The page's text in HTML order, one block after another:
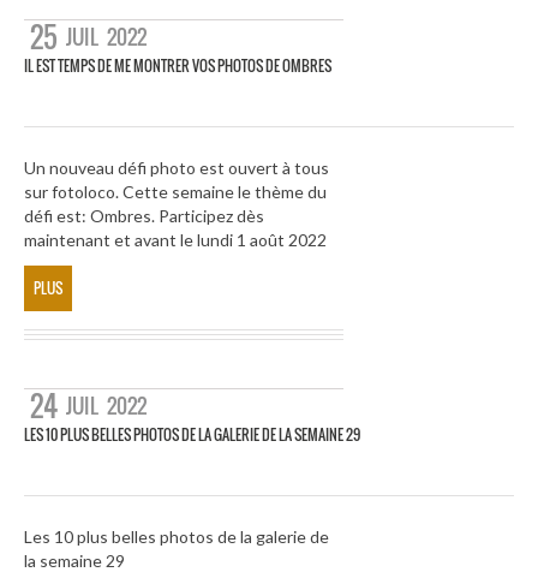
25 JUIL 2022
IL EST TEMPS DE ME MONTRER VOS PHOTOS DE OMBRES
Un nouveau défi photo est ouvert à tous
sur fotoloco. Cette semaine le thème du
défi est: Ombres. Participez dès
maintenant et avant le lundi 1 août 2022
PLUS
24 JUIL 2022
LES 10 PLUS BELLES PHOTOS DE LA GALERIE DE LA SEMAINE 29
Les 10 plus belles photos de la galerie de
la semaine 29